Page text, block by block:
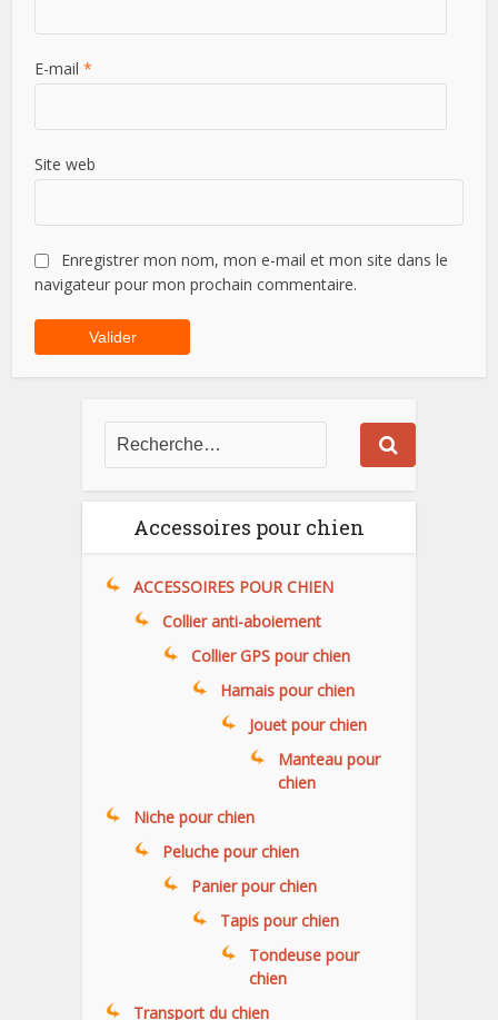
E-mail*
Site web
Enregistrer mon nom, mon e-mail et mon site dans le
navigateur pour mon prochain commentaire.
Accessoires pour chien
ACCESSOIRES POUR CHIEN
Collier anti-aboiement
Collier GPS pour chien
Harnais pour chien
Jouet pour chien
Manteau pour
chien
Niche pour chien
Peluche pour chien
Panier pour chien
Tapis pour chien
Tondeuse pour
chien
Transport du chien